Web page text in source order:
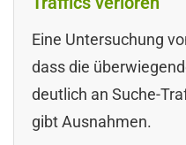
Eine Untersuchung
dass die
deutlich an Suche-
gibt Ausnahmen.